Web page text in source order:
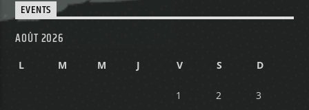
EVENTS
AOÛT 2026
L M M J V S D
1 2
3